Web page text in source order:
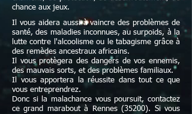
chance aux jeux.
Il vous aidera aussi à vaincre des problèmes de
santé, des maladies inconnues, au surpoids, à la
lutte contre l'alcoolisme ou le tabagisme grâce à
des remèdes ancestraux africains.
Il vous protègera des dangers de vos ennemis,
des mauvais sorts, et des problèmes familiaux.
Il vous apportera la réussite dans tout ce que
vous entreprendrez.
Donc si la malachance vous poursuit, contactez
ce grand marabout à Rennes (35200). Si vous